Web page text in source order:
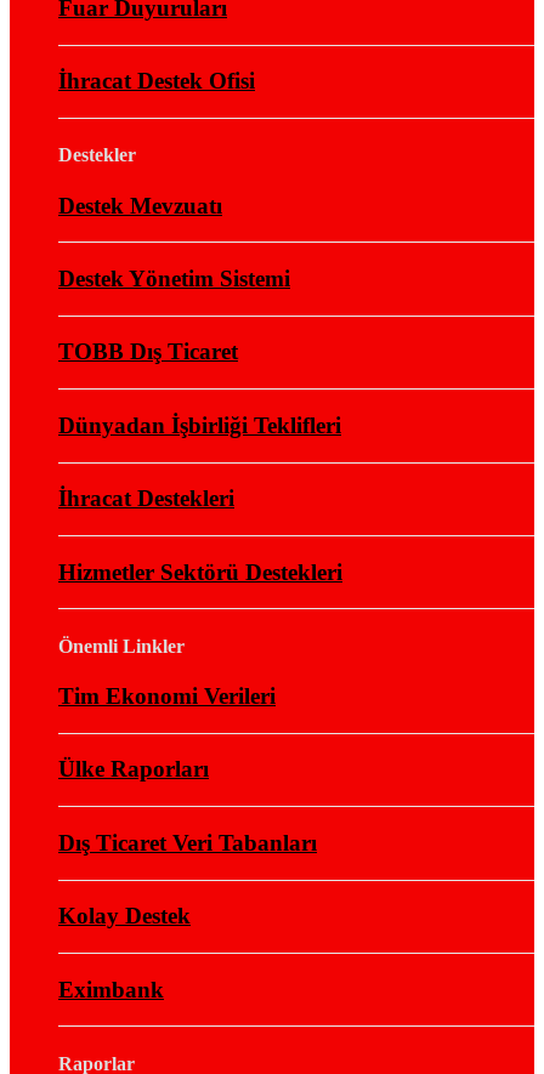
Fuar Duyuruları
İhracat Destek Ofisi
Destekler
Destek Mevzuatı
Destek Yönetim Sistemi
TOBB Dış Ticaret
Dünyadan İşbirliği Teklifleri
İhracat Destekleri
Hizmetler Sektörü Destekleri
Önemli Linkler
Tim Ekonomi Verileri
Ülke Raporları
Dış Ticaret Veri Tabanları
Kolay Destek
Eximbank
Raporlar